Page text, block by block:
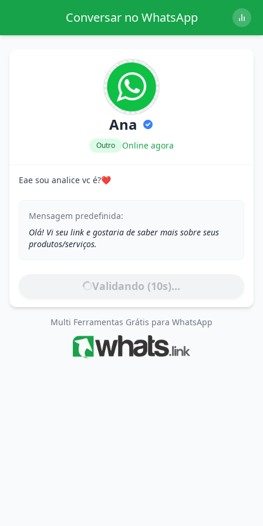
Conversar no WhatsApp
Ana
Outro Online agora
Eae sou analice vc é?❤
Mensagem predefinida:
Olá! Vi seu link e gostaria de saber mais sobre seus
produtos/serviços.
Validando (10s)...
Multi Ferramentas Grátis para WhatsApp